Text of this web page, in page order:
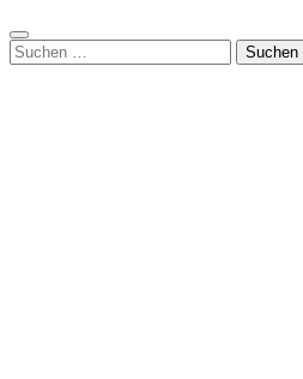
Suchen
nach: